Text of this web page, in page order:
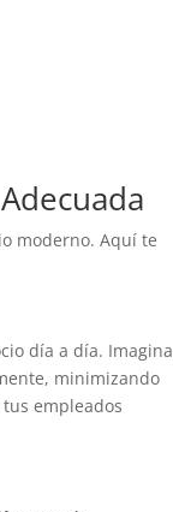
moderno. Aquí te
día a día. Imagina
minimizando
empleados